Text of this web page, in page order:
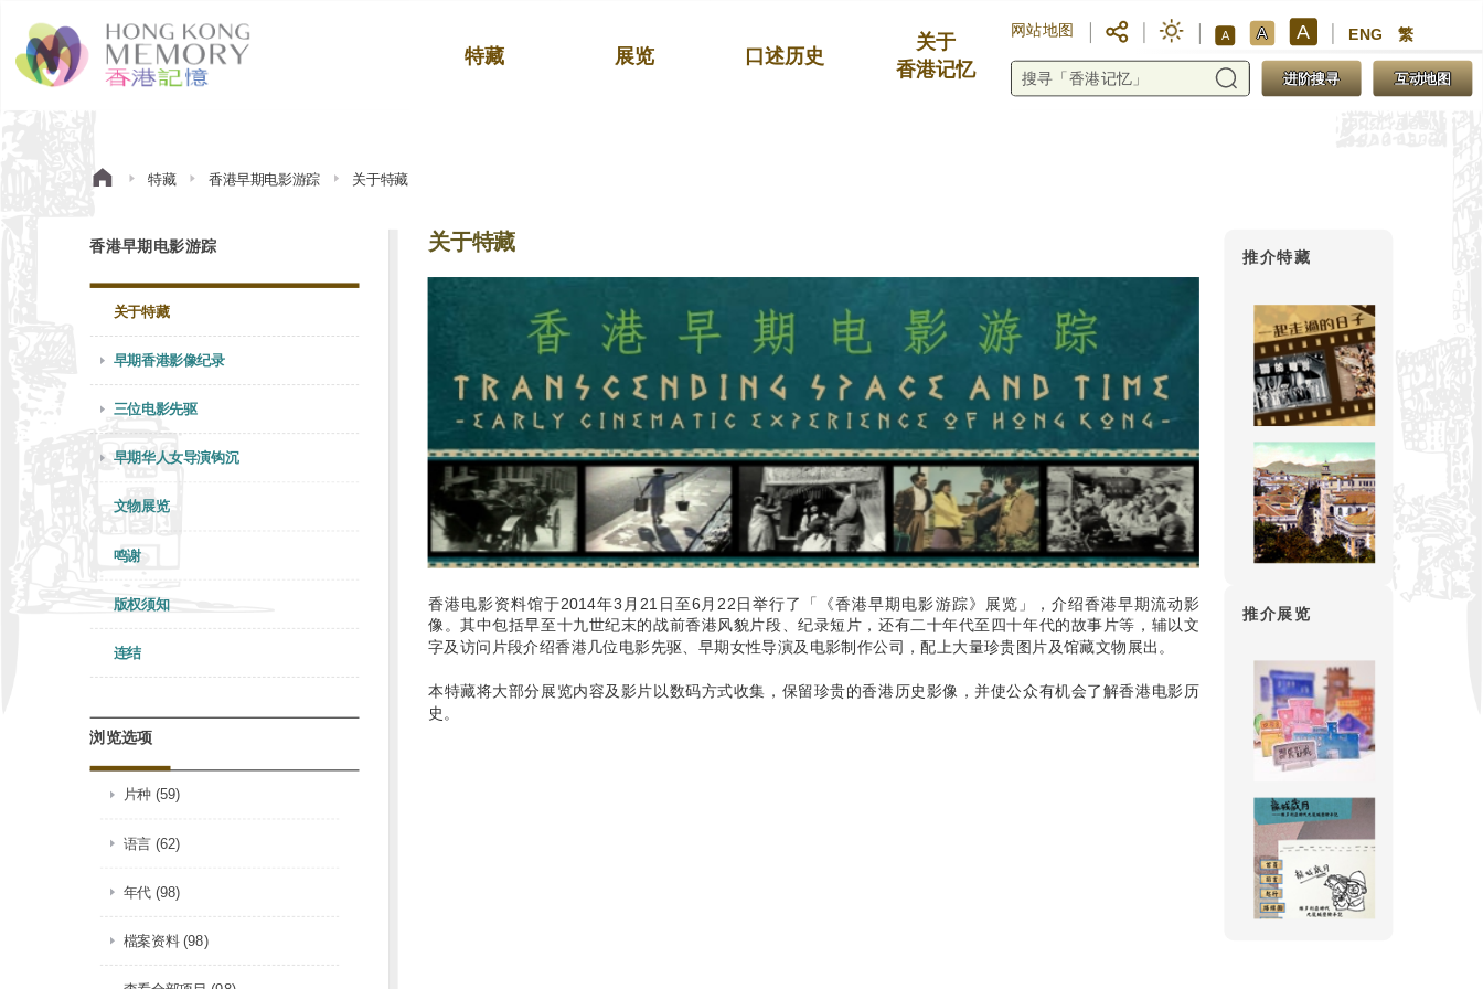
特藏 展览 口述历史
关于
香港记忆
网站地图 A A A ENG 繁
进阶搜寻 互动地图
特藏 香港早期电影游踪 关于特藏
香港早期电影游踪
关于特藏
早期香港影像纪录
三位电影先驱
早期华人女导演钩沉
文物展览
鸣谢
版权须知
连结
浏览选项
片种 (59)
语言 (62)
年代 (98)
檔案资料 (98)
关于特藏
香港电影资料馆于2014年3月21日至6月22日举行了「《香港早期电影游踪》展览」，介绍香港早期流动影
像。其中包括早至十九世纪末的战前香港风貌片段、纪录短片，还有二十年代至四十年代的故事片等，辅以文
字及访问片段介绍香港几位电影先驱、早期女性导演及电影制作公司，配上大量珍贵图片及馆藏文物展出。
本特藏将大部分展览内容及影片以数码方式收集，保留珍贵的香港历史影像，并使公众有机会了解香港电影历
史。
推介特藏
推介展览